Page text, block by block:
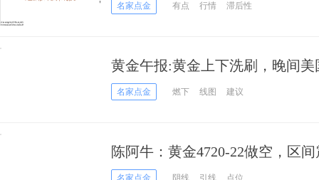
名家点金 有点 行情 滞后性
黄金午报:黄金上下洗刷，晚间美
名家点金 燃下 线图 建议
陈阿牛：黄金4720-22做空，区
名家点金 阴线 引线 点位